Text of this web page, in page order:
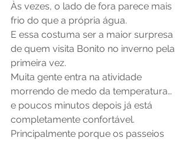
Às vezes, o lado de fora parece mais
frio do que a própria água.
E essa costuma ser a maior surpresa
de quem visita Bonito no inverno pela
primeira vez.
Muita gente entra na atividade
morrendo de medo da temperatura…
e poucos minutos depois já está
completamente confortável.
Principalmente porque os passeios